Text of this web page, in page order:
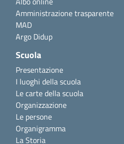
Amministrazione trasparente
MAD
Argo Didup
Scuola
Presentazione
I luoghi della scuola
Le carte della scuola
Organizzazione
Le persone
Organigramma
La Storia